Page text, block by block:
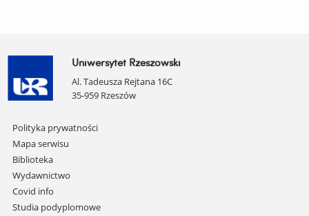
Uniwersytet Rzeszowski
Al. Tadeusza Rejtana 16C
35-959 Rzeszów
Pomiń
nawigację
i
przejdź
do
treści
Polityka prywatności
Mapa serwisu
Biblioteka
Wydawnictwo
Covid info
Studia podyplomowe